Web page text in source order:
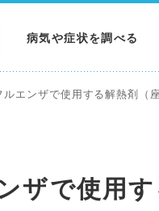
病気や症状を調べる
ルエンザで使用する解熱剤（
ザで使用